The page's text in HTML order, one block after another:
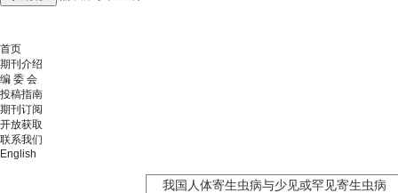
首页
期刊介绍
编 委 会
投稿指南
期刊订阅
开放获取
联系我们
English
我国人体寄生虫病与少见或罕见寄生虫病